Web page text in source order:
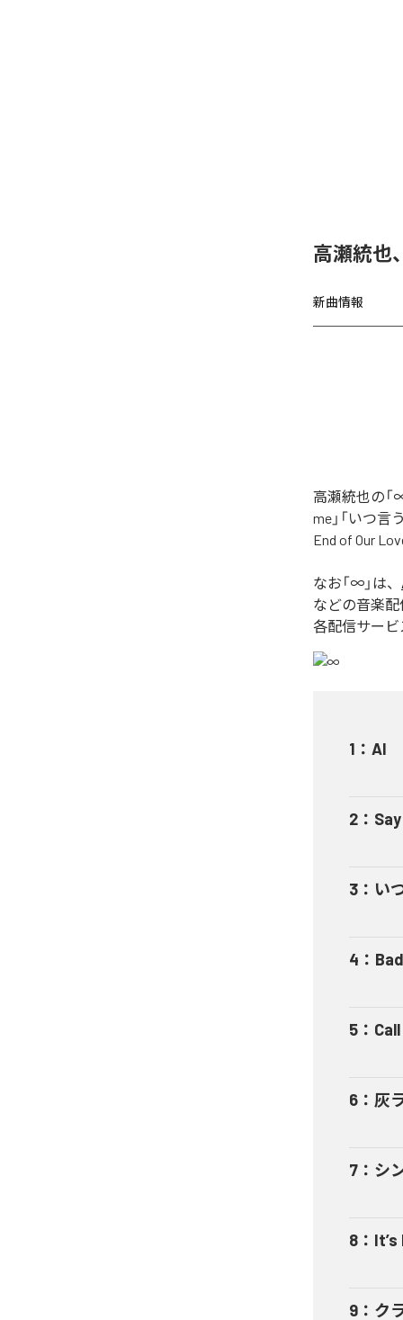
高瀬統也
新曲情報
高瀬統也の「
me」「いつ言
End of Our
なお「∞ 」は、
などの音楽配
各配信サービ
1 ： AI
2 ：
3 ： い
4 ：
5 ：
6 ： 灰
7 ： シ
8 ：
9 ： ク